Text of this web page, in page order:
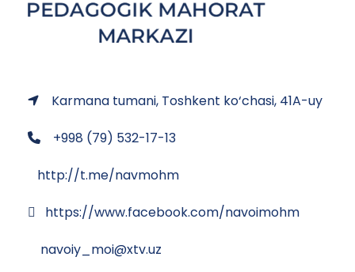
Karmana tumani, Toshkent ko‘chasi, 41A-uy
+998 (79) 532-17-13
http://t.me/navmohm
https://www.facebook.com/navoimohm
navoiy_moi@xtv.uz